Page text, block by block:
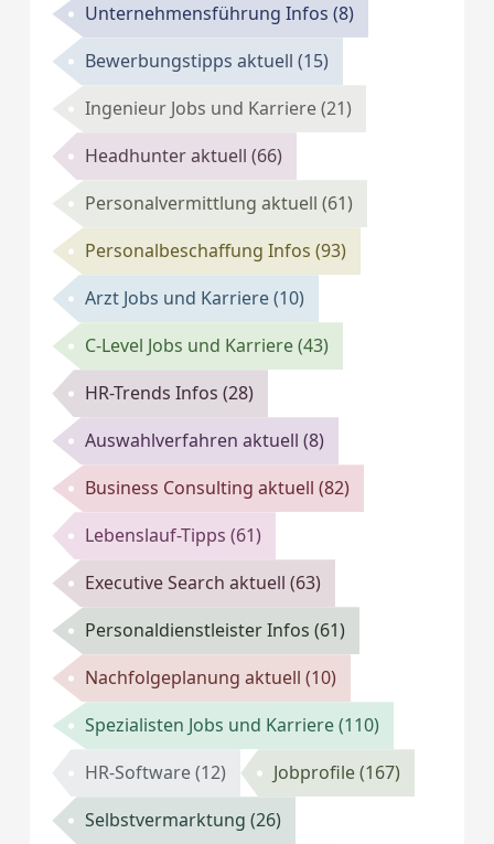
Unternehmensführung Infos(8)
Bewerbungstipps aktuell(15)
Ingenieur Jobs und Karriere(21)
Headhunter aktuell(66)
Personalvermittlung aktuell(61)
Personalbeschaffung Infos(93)
Arzt Jobs und Karriere(10)
C-Level Jobs und Karriere(43)
HR-Trends Infos(28)
Auswahlverfahren aktuell(8)
Business Consulting aktuell(82)
Lebenslauf-Tipps(61)
Executive Search aktuell(63)
Personaldienstleister Infos(61)
Nachfolgeplanung aktuell(10)
Spezialisten Jobs und Karriere(110)
HR-Software(12) Jobprofile(167)
Selbstvermarktung(26)